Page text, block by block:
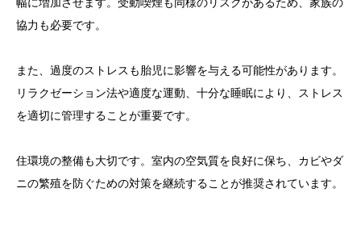
協力も必要です。
また、過度のストレスも胎児に影響を与える可能性があります。
リラクゼーション法や適度な運動、十分な睡眠により、ストレス
を適切に管理することが重要です。
住環境の整備も大切です。室内の空気質を良好に保ち、カビやダ
ニの繁殖を防ぐための対策を継続することが推奨されています。